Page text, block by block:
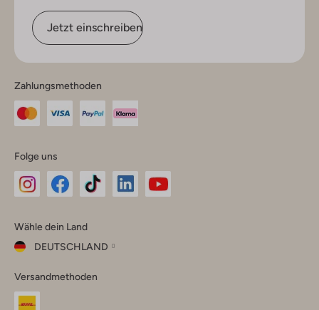
Jetzt einschreiben
Zahlungsmethoden
Folge uns
Instagram
Facebook
TikTok
Wähle dein Land
DEUTSCHLAND
dein
Land
Versandmethoden